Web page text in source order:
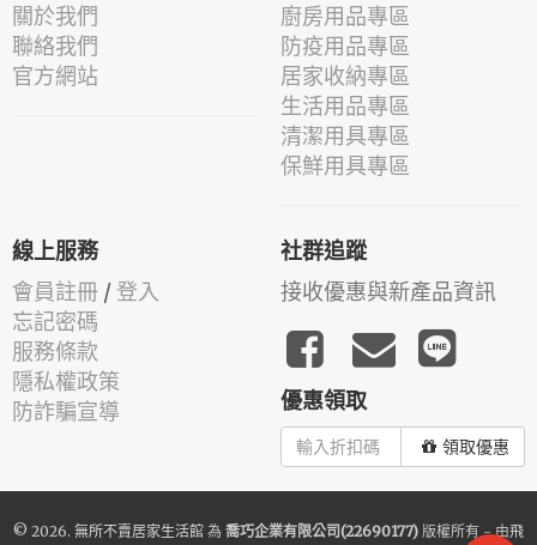
關於我們
聯絡我們
官方網站
廚房用品專區
防疫用品專區
居家收納專區
生活用品專區
清潔用具專區
保鮮用具專區
線上服務
會員註冊 / 登入
忘記密碼
服務條款
隱私權政策
防詐騙宣導
社群追蹤
接收優惠與新產品資訊
優惠領取
領取優惠
© 2026. 無所不賣居家生活館 為 喬巧企業有限公司(22690177) 版權所有 - 由飛